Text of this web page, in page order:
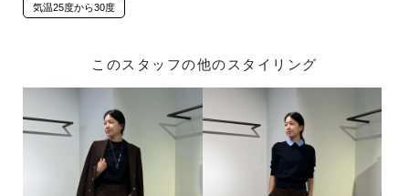
気温25度から30度
このスタッフの他のスタイリング